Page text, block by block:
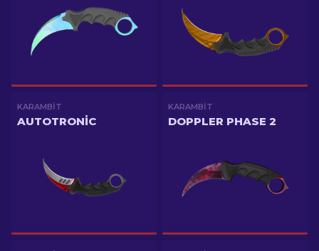
KARAMBIT
AUTOTRONIC
KARAMBIT
DOPPLER PHASE 2